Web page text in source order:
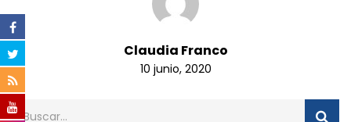
Claudia Franco
10 junio, 2020